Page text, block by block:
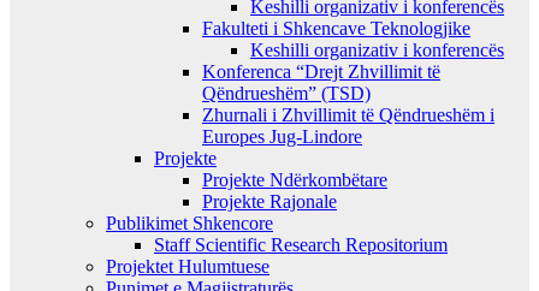
Keshilli organizativ i konferencës
Fakulteti i Shkencave Teknologjike
Keshilli organizativ i konferencës
Konferenca “Drejt Zhvillimit të
Qëndrueshëm” (TSD)
Zhurnali i Zhvillimit të Qëndrueshëm i
Europes Jug-Lindore
Projekte
Projekte Ndërkombëtare
Projekte Rajonale
Publikimet Shkencore
Staff Scientific Research Repositorium
Projektet Hulumtuese